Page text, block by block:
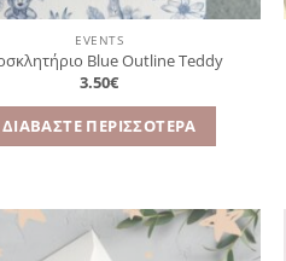
EVENTS
Blue Outline Teddy
3.50€
ΔΙΑΒΆΣΤΕ ΠΕΡΙΣΣΌΤΕΡΑ